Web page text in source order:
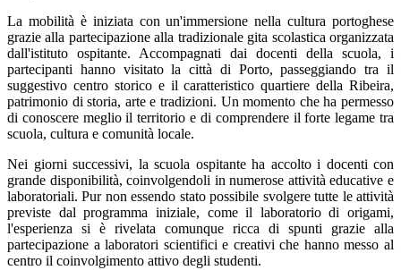
La mobilità è iniziata con un'immersione nella cultura portoghese
grazie alla partecipazione alla tradizionale gita scolastica organizzata
dall'istituto ospitante. Accompagnati dai docenti della scuola, i
partecipanti hanno visitato la città di Porto, passeggiando tra il
suggestivo centro storico e il caratteristico quartiere della Ribeira,
patrimonio di storia, arte e tradizioni. Un momento che ha permesso
di conoscere meglio il territorio e di comprendere il forte legame tra
scuola, cultura e comunità locale.
Nei giorni successivi, la scuola ospitante ha accolto i docenti con
grande disponibilità, coinvolgendoli in numerose attività educative e
laboratoriali. Pur non essendo stato possibile svolgere tutte le attività
previste dal programma iniziale, come il laboratorio di origami,
l'esperienza si è rivelata comunque ricca di spunti grazie alla
partecipazione a laboratori scientifici e creativi che hanno messo al
centro il coinvolgimento attivo degli studenti.